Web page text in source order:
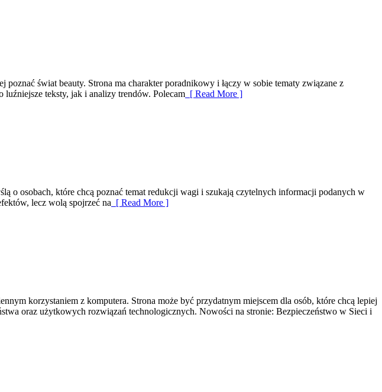
świat beauty. Strona ma charakter poradnikowy i łączy w sobie tematy związane z
teksty, jak i analizy trendów. Polecam [ Read More ]
o osobach, które chcą poznać temat redukcji wagi i szukają czytelnych informacji podanych w
lecz wolą spojrzeć na [ Read More ]
korzystaniem z komputera. Strona może być przydatnym miejscem dla osób, które chcą lepiej
oraz użytkowych rozwiązań technologicznych. Nowości na stronie: Bezpieczeństwo w Sieci i